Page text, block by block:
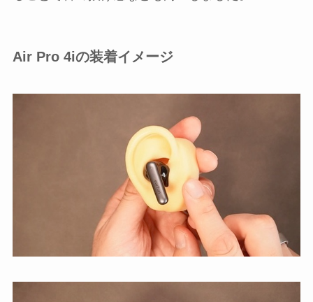
Air Pro 4iの装着イメージ